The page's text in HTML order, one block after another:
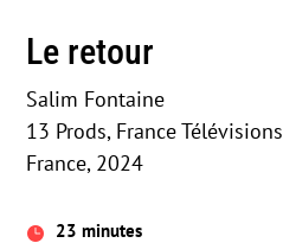
Le retour
Salim Fontaine
13 Prods, France Télévisions
France, 2024
 23 minutes